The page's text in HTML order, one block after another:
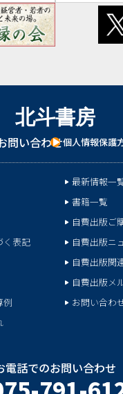
北斗書房
問い合わせ個人情報保護
く表記
例
最新情報一
書籍一覧
自費出版ご
自費出版ニ
自費出版関
自費出版メ
お問い合わ
電話でのお問い合わせ